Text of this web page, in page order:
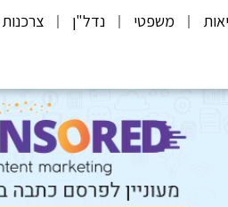
משפטי נדל"ן צרכנות